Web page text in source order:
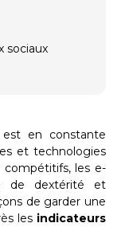
sociaux
en constante
et technologies
les e-
de dextérité et
de garder une
les indicateurs